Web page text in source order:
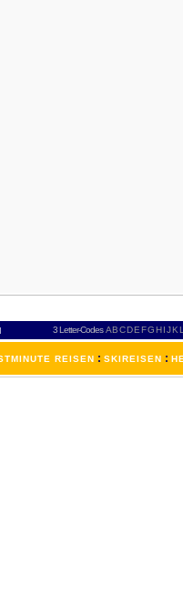
3 Letter-Codes ABCDEFGH IJKL
REISEN : SKIREISEN :